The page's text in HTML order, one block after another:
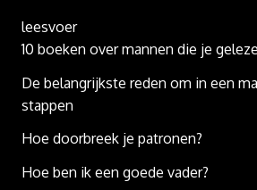
leesvoer
10 boeken over mannen die je
De belangrijkste reden om in een
stappen
Hoe doorbreek je patronen?
Hoe ben ik een goede vader?